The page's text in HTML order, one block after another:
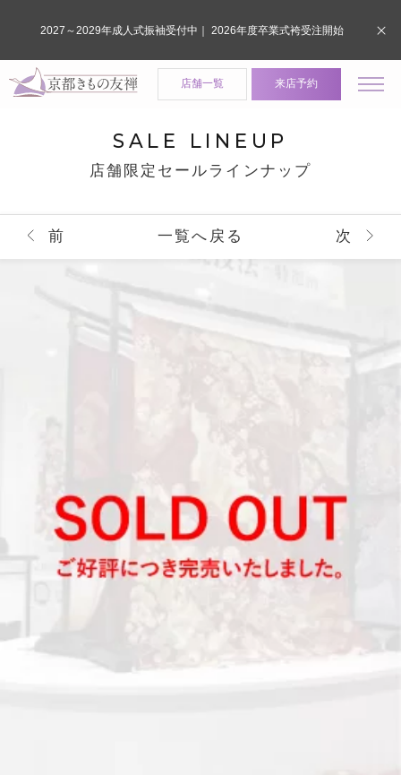
店舗一覧 来店予約
SALE LINEUP
店舗限定セールラインナップ
前 一覧へ戻る 次
2027～2029年成人式振袖受付中｜ 2026年度卒業式袴受注開始